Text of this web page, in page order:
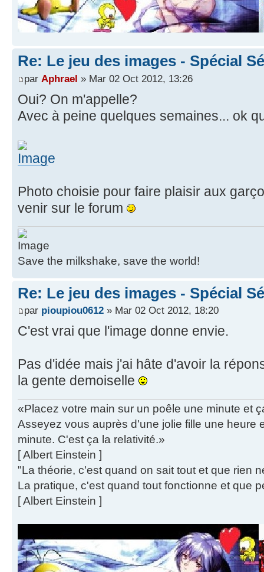
Re: Le jeu des images - Spécial
par Aphrael » Mar 02 Oct 2012, 13:26
Oui? On m'appelle?
Avec à peine quelques semaines... ok
Photo choisie pour faire plaisir aux
venir sur le forum
Save the milkshake, save the world!
Re: Le jeu des images - Spécial
par pioupiou0612 » Mar 02 Oct 2012, 18:20
C'est vrai que l'image donne envie.
Pas d'idée mais j'ai hâte d'avoir la
la gente demoiselle
«Placez votre main sur un poêle une minute et
Asseyez vous auprès d'une jolie fille une heure
minute. C'est ça la relativité.»
[ Albert Einstein ]
"La théorie, c'est quand on sait tout et que rien
La pratique, c'est quand tout fonctionne et que
[ Albert Einstein ]